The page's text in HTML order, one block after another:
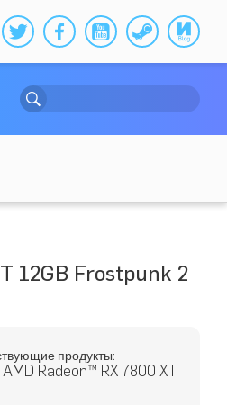
12GB Frostpunk 2
продукты:
AMD Radeon™ RX 7800 XT